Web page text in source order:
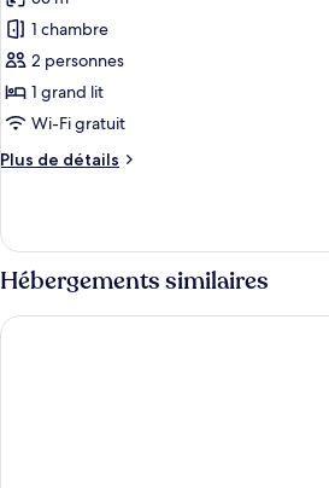
pour
ce
type
de
chambre :
Chambre
1 chambre
2 personnes
1 grand lit
Wi-Fi gratuit
Plus de détails
Plus
le
type
de
chambre
Chambre
Hébergements similaires
In the Shade Hotel - Coworking -